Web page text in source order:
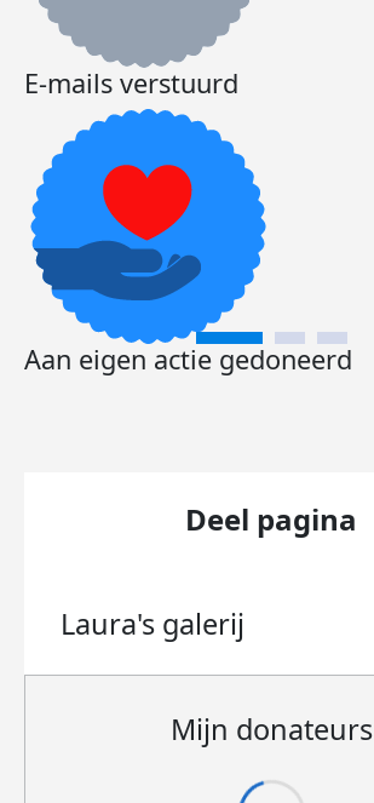
E-mails verstuurd
Aan eigen actie gedoneerd
Deel pagina
Laura's galerij
Mijn donateurs